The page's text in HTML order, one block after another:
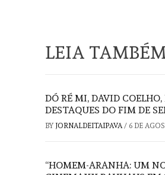
LEIA
DÓ RÉ MI, DAVID
DESTAQUES DO FIM DE
BY JORNALDEITAIPAVA / 6 DE
“HOMEM-ARANHA: UM